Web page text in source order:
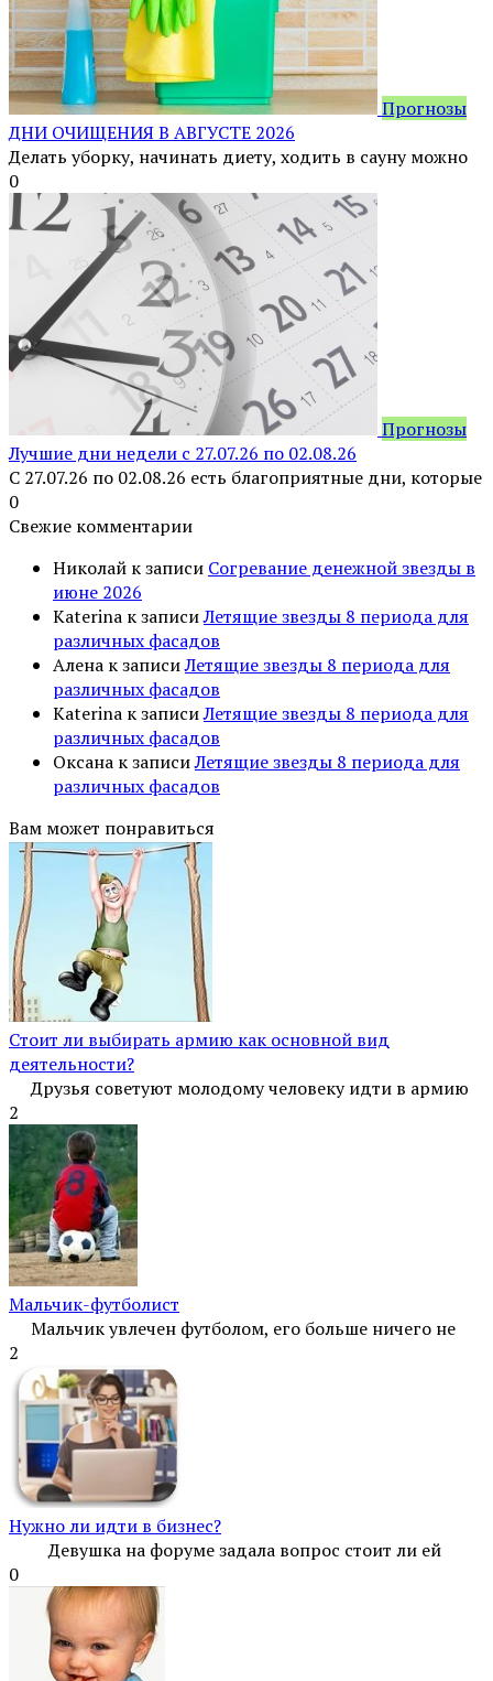
Прогнозы
ДНИ ОЧИЩЕНИЯ В АВГУСТЕ 2026
Делать уборку, начинать диету, ходить в сауну можно
0
Прогнозы
Лучшие дни недели с 27.07.26 по 02.08.26
С 27.07.26 по 02.08.26 есть благоприятные дни, которые
0
Свежие комментарии
Николай к записи Согревание денежной звезды в
июне 2026
Katerina к записиЛетящие звезды 8 периода для
различных фасадов
Алена к записиЛетящие звезды 8 периода для
различных фасадов
Katerina к записиЛетящие звезды 8 периода для
различных фасадов
Оксана к записиЛетящие звезды 8 периода для
различных фасадов
Вам может понравиться
Стоит ли выбирать армию как основной вид
деятельности?
Друзья советуют молодому человеку идти в армию
2
Мальчик-футболист
Мальчик увлечен футболом, его больше ничего не
2
Нужно ли идти в бизнес?
Девушка на форуме задала вопрос стоит ли ей
0